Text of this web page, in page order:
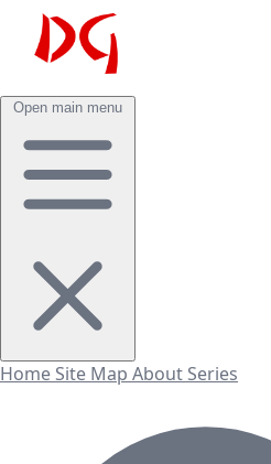
Open main menu
Home Site Map About Series